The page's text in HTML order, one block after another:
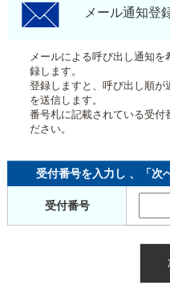
モバイルサイト
区役所フロアマップ
メール通知登
メールによる呼び出し通知
録します。
登録しますと、呼び出し順
を送信します。
番号札に記載されている受付
ださい。
受付番号を入力し 、「次
受付番号